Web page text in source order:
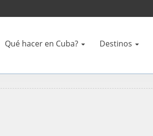
Qué hacer en Cuba? Destinos